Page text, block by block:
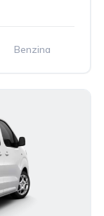
Benzina